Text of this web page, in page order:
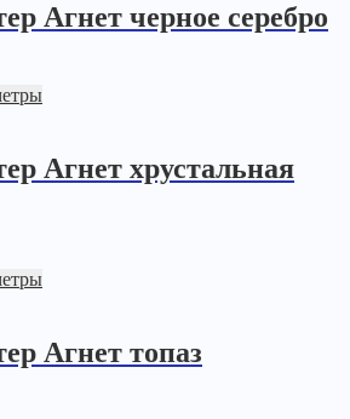
Агнет черное серебро
Агнет хрустальная
Агнет топаз